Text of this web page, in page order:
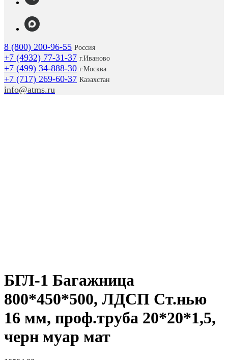
8 (800) 200-96-55 Россия
+7 (4932) 77-31-37 г.Иваново
+7 (499) 34-888-30 г.Москва
+7 (717) 269-60-37 Казахстан
info@atms.ru
БГЛ-1 Багажница
800*450*500, ЛДСП Ст.нью
16 мм, проф.труба 20*20*1,5,
черн муар мат